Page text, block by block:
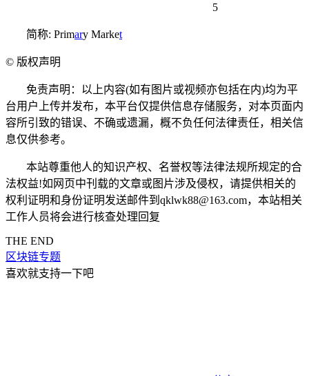
5
简称: Primary Market
© 版权声明
免责声明：以上内容(如有图片或视频亦包括在内)均为平
台用户上传并发布，本平台仅提供信息存储服务，对本页面内
容所引致的错误、不确或遗漏，概不负任何法律责任，相关信
息仅供参考。
本站尊重他人的知识产权、名誉权等法律法规所规定的合
法权益!如网页中刊载的文章或图片涉及侵权，请提供相关的
权利证明和身份证明发送邮件到qklwk88@163.com，本站相关
工作人员将会进行核查处理回复
THE END
区块链专题
喜欢就支持一下吧